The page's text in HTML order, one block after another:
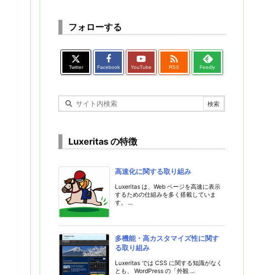
フォローする
Twitter Facebook YouTube

RSS Feedly
Luxeritas の特徴
高速化に関する取り組み
Luxeritas は、Web ページを高速に表示
するための仕組みを多く搭載していま
す。 ...
多機能・高カスタマイズ性に関す
る取り組み
Luxeritas では CSS に関する知識がなく
とも、 WordPress の「外観 ...